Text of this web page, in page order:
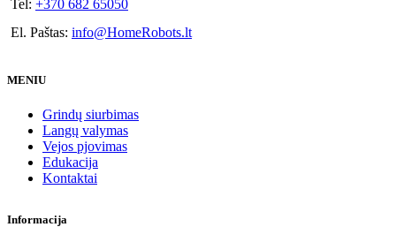
Tel: +370 682 65050
El. Paštas: info@HomeRobots.lt
MENIU
Grindų siurbimas
Langų valymas
Vejos pjovimas
Edukacija
Kontaktai
Informacija